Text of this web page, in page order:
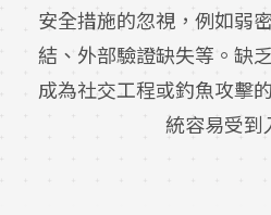
安全措施的忽視，例如弱
結、外部驗證缺失等。缺
成為社交工程或釣魚攻擊
統容易受到